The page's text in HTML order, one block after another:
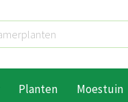
Planten Moestuin